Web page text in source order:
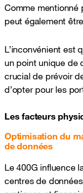
Comme mentionné
peut également
L’inconvénient est
un point unique de
crucial de prévoir
d’opter pour les
Les facteurs
Optimisation du
de données
Le 400G influence
centres de